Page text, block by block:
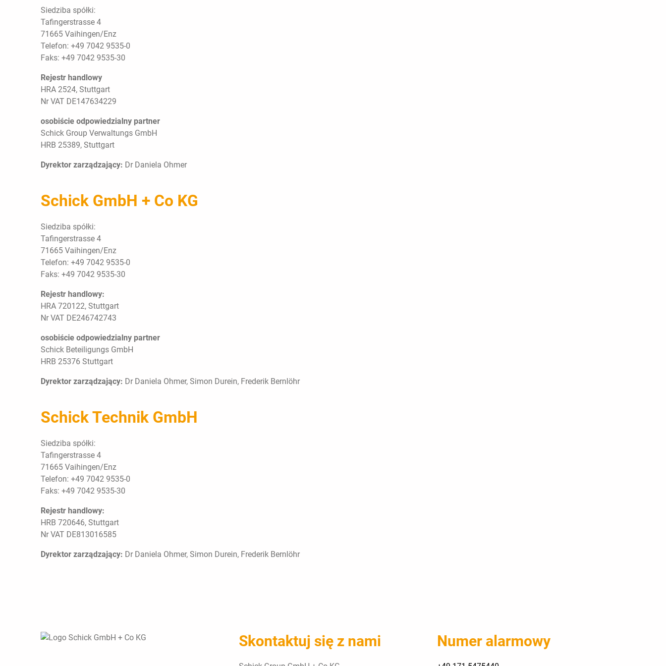
Siedziba spółki:
Tafingerstrasse 4
71665 Vaihingen/Enz
Telefon: +49 7042 9535-0
Faks: +49 7042 9535-30
Rejestr handlowy
HRA 2524, Stuttgart
Nr VAT DE147634229
osobiście odpowiedzialny partner
Schick Group Verwaltungs GmbH
HRB 25389, Stuttgart
Dyrektor zarządzający: Dr Daniela Ohmer
Schick GmbH + Co KG
Siedziba spółki:
Tafingerstrasse 4
71665 Vaihingen/Enz
Telefon: +49 7042 9535-0
Faks: +49 7042 9535-30
Rejestr handlowy:
HRA 720122, Stuttgart
Nr VAT DE246742743
osobiście odpowiedzialny partner
Schick Beteiligungs GmbH
HRB 25376 Stuttgart
Dyrektor zarządzający: Dr Daniela Ohmer, Simon Durein, Frederik Bernlöhr
Schick Technik GmbH
Siedziba spółki:
Tafingerstrasse 4
71665 Vaihingen/Enz
Telefon: +49 7042 9535-0
Faks: +49 7042 9535-30
Rejestr handlowy:
HRB 720646, Stuttgart
Nr VAT DE813016585
Dyrektor zarządzający: Dr Daniela Ohmer, Simon Durein, Frederik Bernlöhr
Skontaktuj się z nami Numer alarmowy